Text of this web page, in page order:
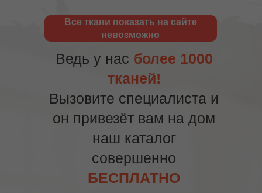
Все ткани показать на сайте
невозможно
Ведь у нас более 1000
тканей!
Вызовите специалиста и
он привезёт вам на дом
наш каталог
совершенно
БЕСПЛАТНО